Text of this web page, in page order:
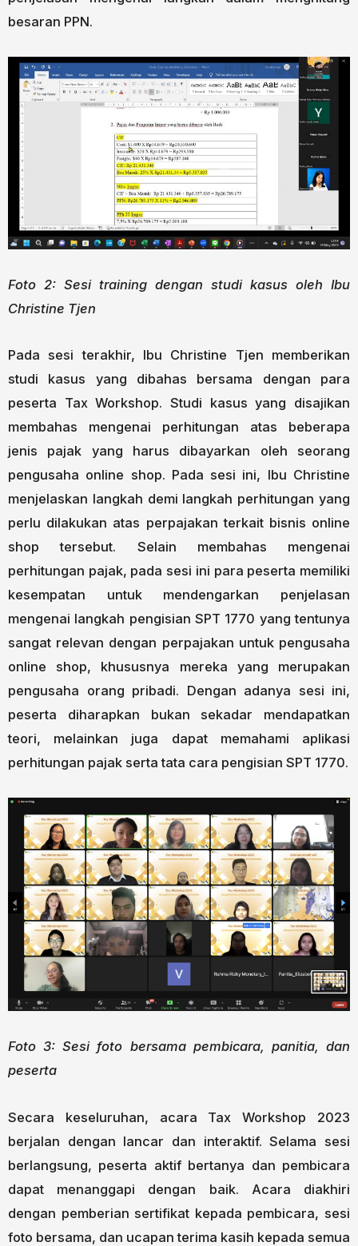
besaran PPN.
Foto 2: Sesi training dengan studi kasus oleh Ibu
Christine Tjen
Pada sesi terakhir, Ibu Christine Tjen memberikan
studi kasus yang dibahas bersama dengan para
peserta Tax Workshop. Studi kasus yang disajikan
membahas mengenai perhitungan atas beberapa
jenis pajak yang harus dibayarkan oleh seorang
pengusaha online shop. Pada sesi ini, Ibu Christine
menjelaskan langkah demi langkah perhitungan yang
perlu dilakukan atas perpajakan terkait bisnis online
shop tersebut. Selain membahas mengenai
perhitungan pajak, pada sesi ini para peserta memiliki
kesempatan untuk mendengarkan penjelasan
mengenai langkah pengisian SPT 1770 yang tentunya
sangat relevan dengan perpajakan untuk pengusaha
online shop, khususnya mereka yang merupakan
pengusaha orang pribadi. Dengan adanya sesi ini,
peserta diharapkan bukan sekadar mendapatkan
teori, melainkan juga dapat memahami aplikasi
perhitungan pajak serta tata cara pengisian SPT 1770.
Foto 3: Sesi foto bersama pembicara, panitia, dan
peserta
Secara keseluruhan, acara Tax Workshop 2023
berjalan dengan lancar dan interaktif. Selama sesi
berlangsung, peserta aktif bertanya dan pembicara
dapat menanggapi dengan baik. Acara diakhiri
dengan pemberian sertifikat kepada pembicara, sesi
foto bersama, dan ucapan terima kasih kepada semua